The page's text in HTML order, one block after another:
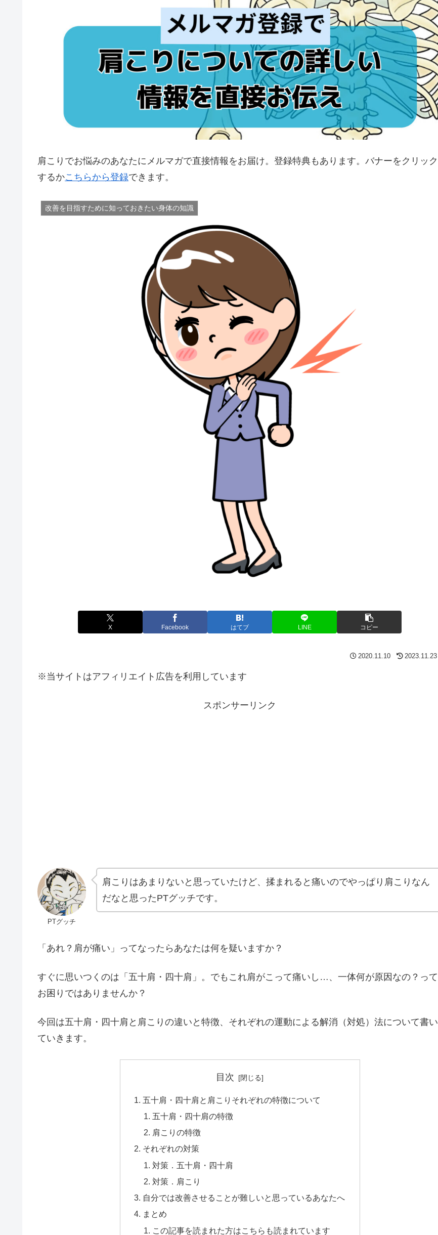
肩こりでお悩みのあなたにメルマガで直接情報をお届け。登録特典もあります。バナーをクリック
するかこちらから登録できます。
改善を目指すために知っておきたい身体の知識
X Facebook はてブ LINE コピー
2020.11.10 2023.11.23
※当サイトはアフィリエイト広告を利用しています
スポンサーリンク
PTグッチ
肩こりはあまりないと思っていたけど、揉まれると痛いのでやっぱり肩こりなん
だなと思ったPTグッチです。
「あれ？肩が痛い」ってなったらあなたは何を疑いますか？
すぐに思いつくのは「五十肩・四十肩」。でもこれ肩がこって痛いし…、一体何が原因なの？って
お困りではありませんか？
今回は五十肩・四十肩と肩こりの違いと特徴、それぞれの運動による解消（対処）法について書い
ていきます。
目次
五十肩・四十肩と肩こりそれぞれの特徴について
五十肩・四十肩の特徴
肩こりの特徴
それぞれの対策
対策．五十肩・四十肩
対策．肩こり
自分では改善させることが難しいと思っているあなたへ
まとめ
この記事を読まれた方はこちらも読まれています